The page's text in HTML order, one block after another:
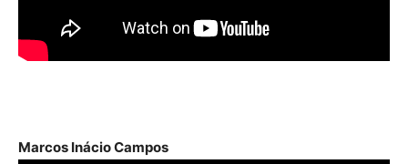
Marcos Inácio Campos